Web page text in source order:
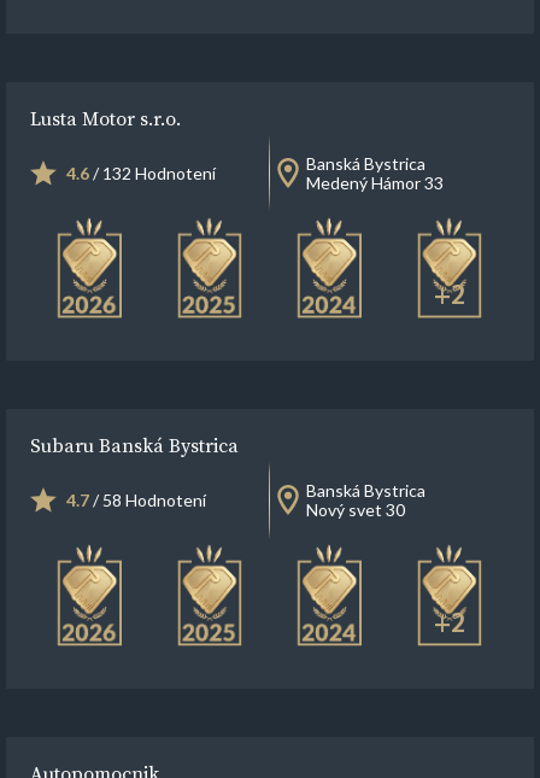
Lusta Motor s.r.o.
4.6/ 132 Hodnotení
Banská Bystrica
Medený Hámor 33
+2
Subaru Banská Bystrica
4.7/ 58 Hodnotení
Banská Bystrica
Nový svet 30
+2
Autopomocnik